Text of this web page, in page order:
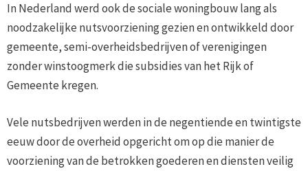
In Nederland werd ook de sociale woningbouw lang als
noodzakelijke nutsvoorziening gezien en ontwikkeld door
gemeente, semi-overheidsbedrijven of verenigingen
zonder winstoogmerk die subsidies van het Rijk of
Gemeente kregen.
Vele nutsbedrijven werden in de negentiende en twintigste
eeuw door de overheid opgericht om op die manier de
voorziening van de betrokken goederen en diensten veilig